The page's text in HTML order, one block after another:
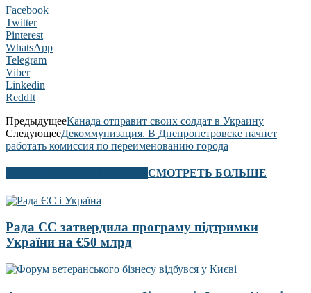
Facebook
Twitter
Pinterest
WhatsApp
Telegram
Viber
Linkedin
ReddIt
ПредыдущееКанада отправит своих солдат в Украину
СледующееДекоммунизация. В Днепропетровске начнет
работать комиссия по переименованию города
СМОТРЕТЬ БОЛЬШЕ
Рада ЄС затвердила програму підтримки
України на €50 млрд